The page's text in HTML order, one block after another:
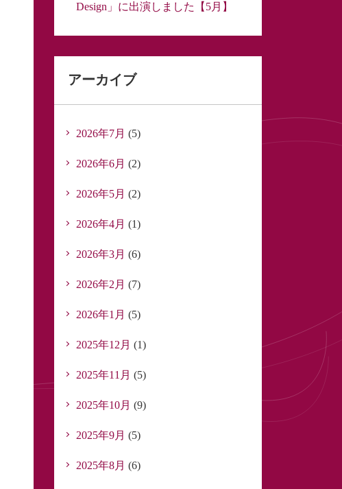
Design」に出演しました【5月】
アーカイブ
2026年7月 (5)
2026年6月 (2)
2026年5月 (2)
2026年4月 (1)
2026年3月 (6)
2026年2月 (7)
2026年1月 (5)
2025年12月 (1)
2025年11月 (5)
2025年10月 (9)
2025年9月 (5)
2025年8月 (6)